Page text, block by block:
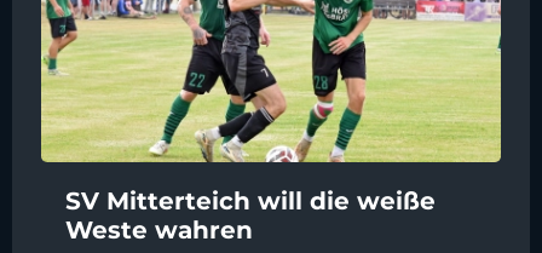
SV Mitterteich will die weiße
Weste wahren